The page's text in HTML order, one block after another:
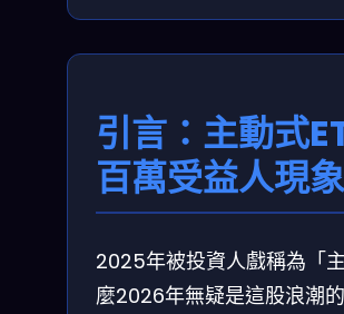
引言：主動式
百萬受益人現象
2025年被投資人戲稱為「
麼2026年無疑是這股浪潮